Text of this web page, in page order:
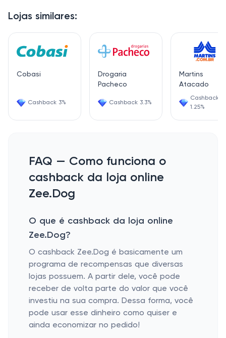
Lojas similares:
Cobasi
Cashback 3%
Drogaria
Pacheco
Cashback 3.3%
Martins
Atacado
Cashback
1.25%
FAQ — Como funciona o
cashback da loja online
Zee.Dog
O que é cashback da loja online
Zee.Dog?
O cashback Zee.Dog é basicamente um
programa de recompensas que diversas
lojas possuem. A partir dele, você pode
receber de volta parte do valor que você
investiu na sua compra. Dessa forma, você
pode usar esse dinheiro como quiser e
ainda economizar no pedido!